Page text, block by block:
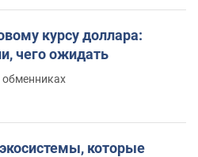
курсу доллара:
чего ожидать
которые